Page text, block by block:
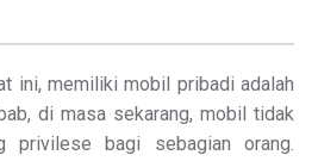
ini, memiliki mobil pribadi adalah
di masa sekarang, mobil tidak
privilese bagi sebagian orang.